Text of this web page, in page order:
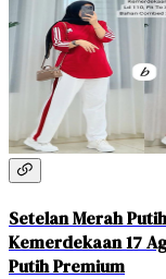
Setelan Merah
Kemerdekaan 17
Putih Premium